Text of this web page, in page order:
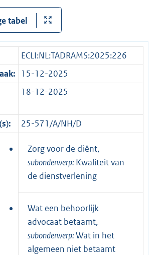
tabel
ECLI:NL:TADRAMS:2025:226
15-12-2025
18-12-2025
25-571/A/NH/D
Zorg voor de cliënt,
subonderwerp: Kwaliteit van
de dienstverlening
Wat een behoorlijk
advocaat betaamt,
subonderwerp:Wat in het
algemeen niet betaamt